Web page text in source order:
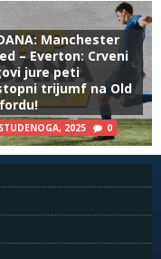
Manchester
– Everton: Crveni
jure peti
trijumf na Old
2025 0